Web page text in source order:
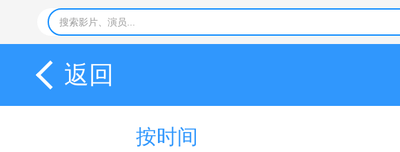
返回
按时间